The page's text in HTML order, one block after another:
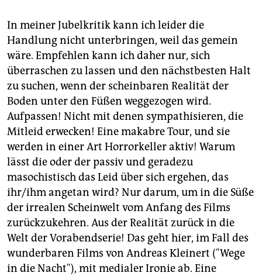
In meiner Jubelkritik kann ich leider die
Handlung nicht unterbringen, weil das gemein
wäre. Empfehlen kann ich daher nur, sich
überraschen zu lassen und den nächstbesten Halt
zu suchen, wenn der scheinbaren Realität der
Boden unter den Füßen weggezogen wird.
Aufpassen! Nicht mit denen sympathisieren, die
Mitleid erwecken! Eine makabre Tour, und sie
werden in einer Art Horrorkeller aktiv! Warum
lässt die oder der passiv und geradezu
masochistisch das Leid über sich ergehen, das
ihr/ihm angetan wird? Nur darum, um in die Süße
der irrealen Scheinwelt vom Anfang des Films
zurückzukehren. Aus der Realität zurück in die
Welt der Vorabendserie! Das geht hier, im Fall des
wunderbaren Films von Andreas Kleinert ("Wege
in die Nacht"), mit medialer Ironie ab. Eine